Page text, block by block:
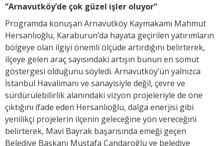
”Arnavutköy’de çok güzel işler oluyor”
Programda konuşan Arnavutköy Kaymakamı Mahmut
Hersanlıoğlu, Karaburun’da hayata geçirilen yatırımların
bölgeye olan ilgiyi önemli ölçüde artırdığını belirterek,
ilçeye gelen araç sayısındaki artışın bunun en somut
göstergesi olduğunu söyledi. Arnavutköy’ün yalnızca
İstanbul Havalimanı ve sanayisiyle değil, çevre ve
sürdürülebilirlik alanındaki vizyon projeleriyle de öne
çıktığını ifade eden Hersanlıoğlu, dalga enerjisi gibi
yenilikçi projelerin ilçenin geleceğine yön vereceğini
belirterek, Mavi Bayrak başarısında emeği geçen
Belediye Başkanı Mustafa Candaroğlu ve belediye